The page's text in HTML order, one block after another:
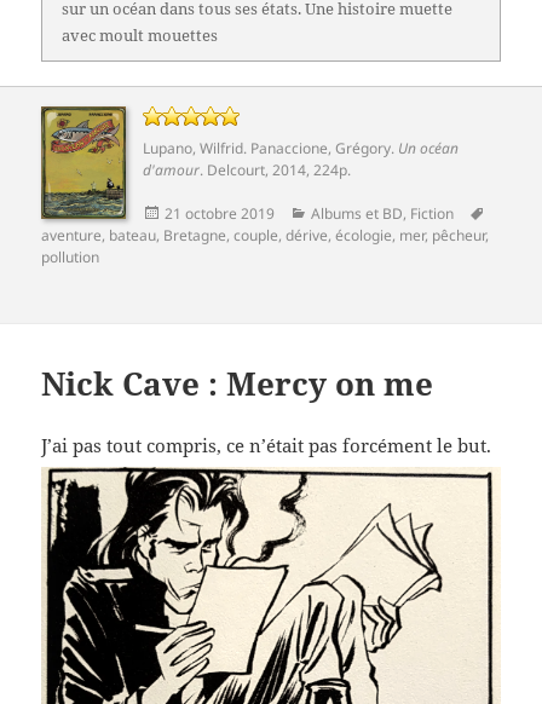
sur un océan dans tous ses états. Une histoire muette
avec moult mouettes
Lupano, Wilfrid. Panaccione, Grégory. Un océan
d'amour. Delcourt, 2014, 224p.
Publié
le
21 octobre 2019 Catégories
Albums et BD, Fiction
aventure, bateau, Bretagne,couple,dérive,écologie, mer, pêcheur,
pollution
Nick Cave : Mercy on me
J’ai pas tout compris, ce n’était pas forcément le but.